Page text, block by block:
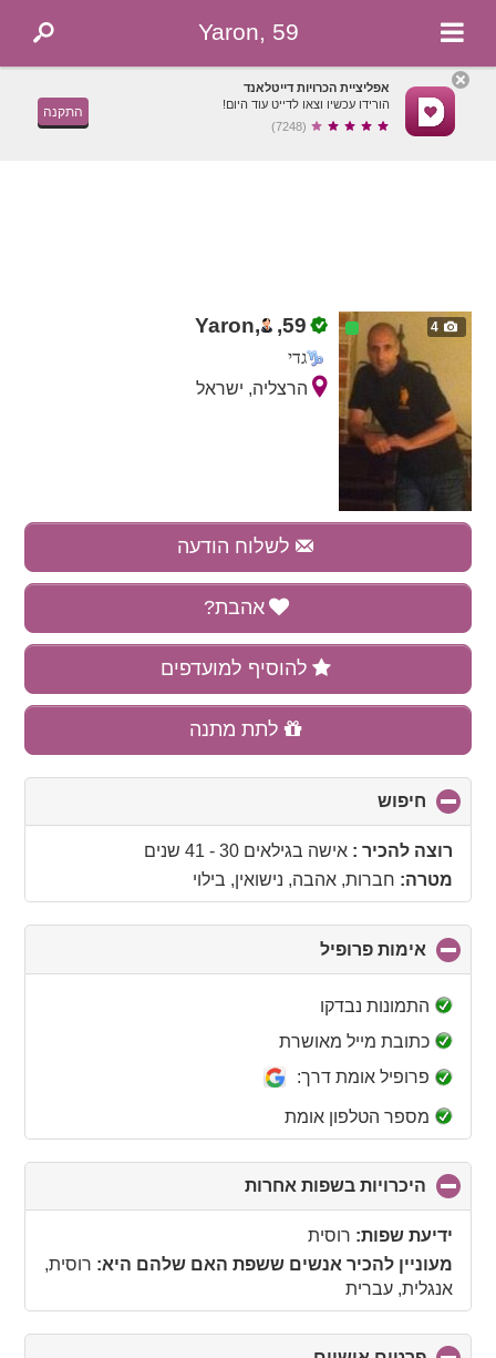
Yaron, 59
אפליציית הכרויות דייטלאנד
הורידו עכשיו וצאו לדייט עוד היום!
(7248)
התקנה
4
Yaron, ,59
גדי
הרצליה, ישראל
לשלוח הודעה
אהבת?
להוסיף למועדפים
לתת מתנה
חיפוש
to
collapseרוצה להכיר :אישה בגילאים 30 - 41 שנים
מטרה: חברות, אהבה, נישואין, בילוי
אימות פרופיל
to
התמונות נבדקו
כתובת מייל מאושרת
פרופיל אומת דרך:
מספר הטלפון אומת
היכרויות בשפות אחרות
to
ידיעת שפות: רוסית
מעוניין להכיר אנשים ששפת האם שלהם היא: רוסית,
אנגלית, עברית